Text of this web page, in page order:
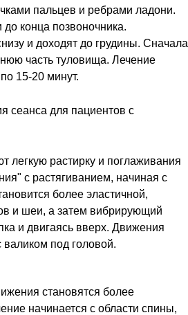
пальцев и ребрами ладони.
конца позвоночника.
и доходят до грудины. Сначала
часть туловища. Лечение
15-20 минут.
сеанса для пациентов с
легкую растирку и поглаживания
с растягиванием, начиная с
более эластичной,
и шеи, а затем вибрирующий
и двигаясь вверх. Движения
под головой.
становятся более
начинается с области спины,